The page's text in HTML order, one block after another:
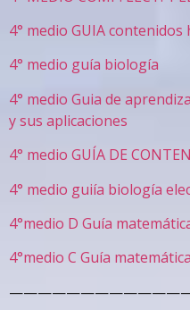
4° medio GUIA
4° medio guía biología
4° medio Guia de
y sus aplicaciones
4° medio GUÍA DE
4° medio guiía biología
4°medio D Guía
4°medio C Guía matemática